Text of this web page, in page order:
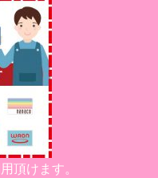
頂けます。